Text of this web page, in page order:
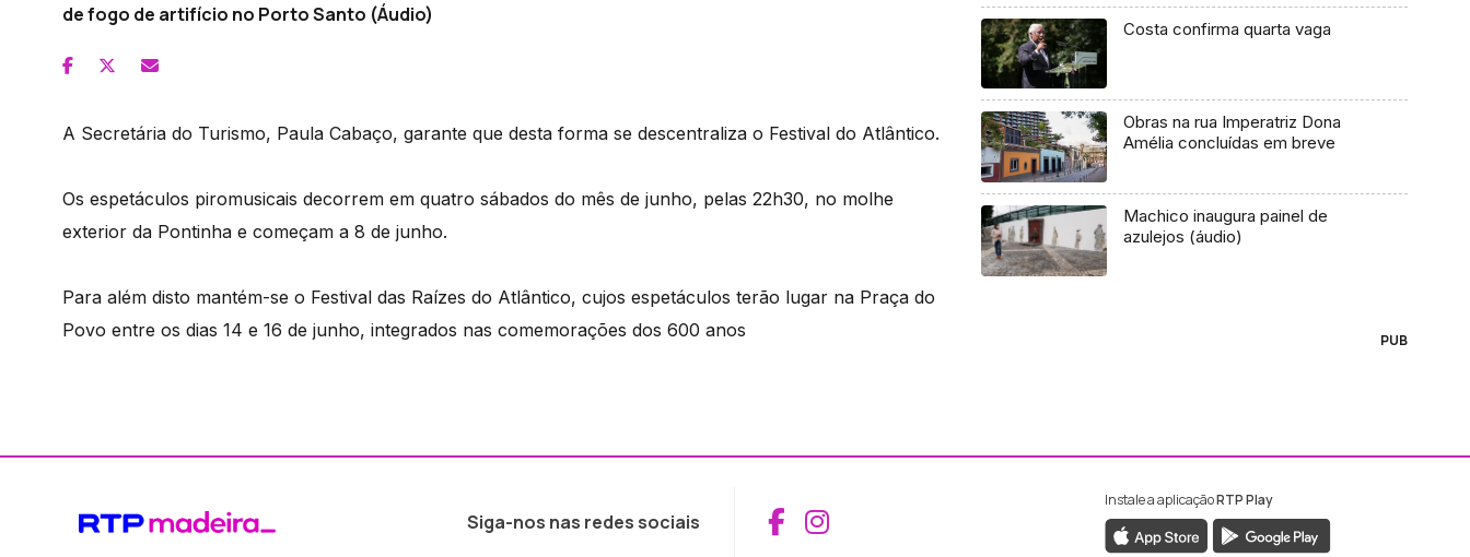
de fogo de artifício no Porto Santo (Áudio)
A Secretária do Turismo, Paula Cabaço, garante que desta forma se descentraliza o Festival do Atlântico.
Os espetáculos piromusicais decorrem em quatro sábados do mês de junho, pelas 22h30, no molhe
exterior da Pontinha e começam a 8 de junho.
Para além disto mantém-se o Festival das Raízes do Atlântico, cujos espetáculos terão lugar na Praça do
Povo entre os dias 14 e 16 de junho, integrados nas comemorações dos 600 anos
Costa confirma quarta vaga
Obras na rua Imperatriz Dona
Amélia concluídas em breve
Machico inaugura painel de
azulejos (áudio)
PUB
Siga-nos nas redes sociais Aceder ao Facebook da RTP Madeira
Aceder ao Instagram da RTP Madeira
Instale a aplicaçãoRTP Play